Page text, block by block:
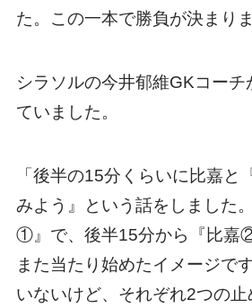
た。この一本で勝負が決まりま
シラソルの今井郁維GKコーチ
ていました。
「後半の15分くらいに比嘉と
みよう』という話をしました
①』で、後半15分から『比嘉②
また当たり始めたイメージで
いないけど、それぞれ2つの